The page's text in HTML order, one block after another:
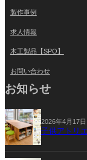
製作事例
求人情報
木工製品【SPO】
お問い合わせ
お知らせ
2026年4月17日
子供アトリ